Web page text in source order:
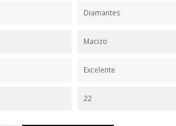
Diamantes
Macizo
Excelente
22